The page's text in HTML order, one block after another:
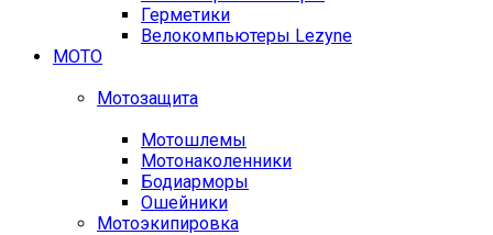
Герметики
Велокомпьютеры Lezyne
МОТО
Мотозащита
Мотошлемы
Мотонаколенники
Бодиарморы
Ошейники
Мотоэкипировка